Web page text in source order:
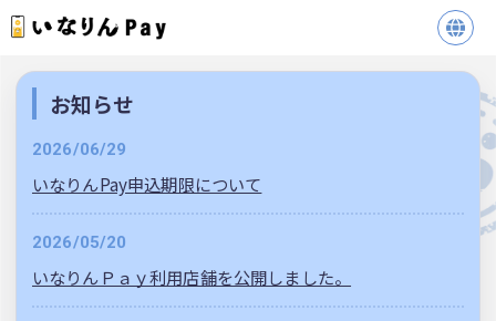
お知らせ
2026/06/29
いなりんPay申込期限について
2026/05/20
いなりんＰａｙ利用店舗を公開しました。